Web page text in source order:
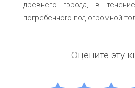
древнего города, в
погребенного под огромной
Оцените эту